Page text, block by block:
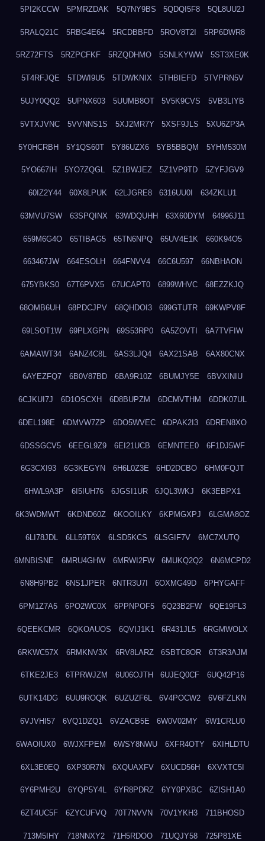
5PI2KCCW 5PMRZDAK 5Q7NY9BS 5QDQI5F8 5QL8UU2J
5RALQ21C 5RBG4E64 5RCDBBFD 5ROV8T2I 5RP6DWR8
5RZ72FTS 5RZPCFKF 5RZQDHMO 5SNLKYWW 5ST3XE0K
5T4RFJQE 5TDWI9U5 5TDWKNIX 5THBIEFD 5TVPRN5V
5UJY0QQ2 5UPNX603 5UUMB8OT 5V5K9CVS 5VB3LIYB
5VTXJVNC 5VVNNS1S 5XJ2MR7Y 5XSF9JLS 5XU6ZP3A
5Y0HCRBH 5Y1QS60T 5Y86UZX6 5YB5BBQM 5YHM530M
5YO667IH 5YO7ZQGL 5Z1BWJEZ 5Z1VP9TD 5ZYFJGV9
60IZ2Y44 60X8LPUK 62LJGRE8 6316UU0I 634ZKLU1
63MVU7SW 63SPQINX 63WDQUHH 63X60DYM 64996J11
659M6G4O 65TIBAG5 65TN6NPQ 65UV4E1K 660K94O5
663467JW 664ESOLH 664FNVV4 66C6U597 66NBHAON
675YBKS0 67T6PVX5 67UCAPT0 6899WHVC 68EZZKJQ
68OMB6UH 68PDCJPV 68QHDOI3 699GTUTR 69KWPV8F
69LSOT1W 69PLXGPN 69S53RP0 6A5ZOVTI 6A7TVFIW
6AMAWT34 6ANZ4C8L 6AS3LJQ4 6AX21SAB 6AX80CNX
6AYEZFQ7 6B0V87BD 6BA9R10Z 6BUMJY5E 6BVXINIU
6CJKUI7J 6D1OSCXH 6D8BUPZM 6DCMVTHM 6DDK07UL
6DEL198E 6DMVW7ZP 6DO5WVEC 6DPAK2I3 6DREN8XO
6DSSGCV5 6EEGL9Z9 6EI21UCB 6EMNTEE0 6F1DJ5WF
6G3CXI93 6G3KEGYN 6H6L0Z3E 6HD2DCBO 6HM0FQJT
6HWL9A3P 6I5IUH76 6JGSI1UR 6JQL3WKJ 6K3EBPX1
6K3WDMWT 6KDND60Z 6KOOILKY 6KPMGXPJ 6LGMA8OZ
6LI78JDL 6LL59T6X 6LSD5KCS 6LSGIF7V 6MC7XUTQ
6MNBISNE 6MRU4GHW 6MRWI2FW 6MUKQ2Q2 6N6MCPD2
6N8H9PB2 6NS1JPER 6NTR3U7I 6OXMG49D 6PHYGAFF
6PM1Z7A5 6PO2WC0X 6PPNPOF5 6Q23B2FW 6QE19FL3
6QEEKCMR 6QKOAUOS 6QVIJ1K1 6R431JL5 6RGMWOLX
6RKWC57X 6RMKNV3X 6RV8LARZ 6SBTC8OR 6T3R3AJM
6TKE2JE3 6TPRWJZM 6U06OJTH 6UJEQ0CF 6UQ42P16
6UTK14DG 6UU9ROQK 6UZUZF6L 6V4POCW2 6V6FZLKN
6VJVHI57 6VQ1DZQ1 6VZACB5E 6W0V02MY 6W1CRLU0
6WAOIUX0 6WJXFPEM 6WSY8NWU 6XFR4OTY 6XIHLDTU
6XL3E0EQ 6XP30R7N 6XQUAXFV 6XUCD56H 6XVXTC5I
6Y6PMH2U 6YQP5Y4L 6YR8PDRZ 6YY0PXBC 6ZISH1A0
6ZT4UC5F 6ZYCUFVQ 70T7NVVN 70V1YKH3 711BHOSD
713M5IHY 718NNXY2 71H5RDOO 71UQJY58 725P81XE